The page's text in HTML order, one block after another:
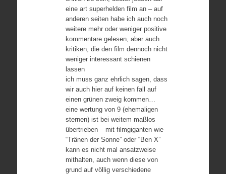
eine art superhelden film an – auf
anderen seiten habe ich auch noch
weitere mehr oder weniger positive
kommentare gelesen, aber auch
kritiken, die den film dennoch nicht
weniger interessant schienen
lassen
ich muss ganz ehrlich sagen, dass
wir auch hier auf keinen fall auf
einen grünen zweig kommen…
eine wertung von 9 (ehemaligen
sternen) ist bei weitem maßlos
übertrieben – mit filmgiganten wie
“Tränen der Sonne” oder “Ben X”
kann es nicht mal ansatzweise
mithalten, auch wenn diese von
grund auf völlig verschiedene